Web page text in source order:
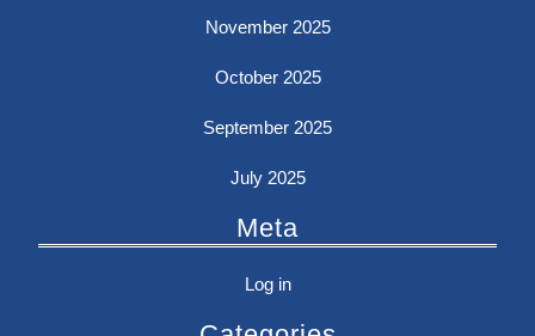
November 2025
October 2025
September 2025
July 2025
Meta
Log in